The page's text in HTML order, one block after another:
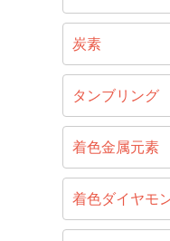
炭素
タンブリング
着色金属元素
着色ダイヤモ